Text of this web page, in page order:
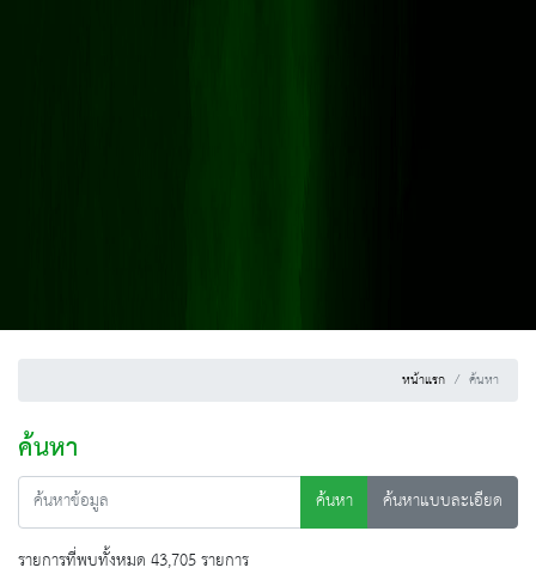
หน้าแรก ค้นหา
ค้นหา
ค้นหา
ค้นหาแบบละเอียด
รายการที่พบทั้งหมด 43,705 รายการ